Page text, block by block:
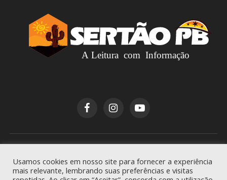
reservados.
Usamos cookies em nosso site para fornecer a experiência
mais relevante, lembrando suas preferências e visitas